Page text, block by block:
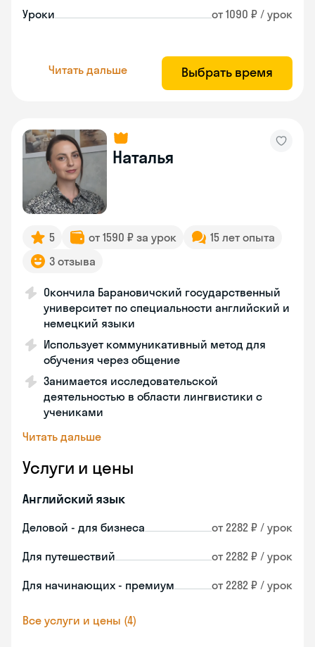
Уроки от 1090 ₽ / урок
Читать дальше Выбрать время
Наталья
5 от 1590 ₽ за урок
15 лет опыта
3 отзыва
Окончила Барановичский государственный
университет по специальности английский и
немецкий языки
Использует коммуникативный метод для
обучения через общение
Занимается исследовательской
деятельностью в области лингвистики с
учениками
Читать дальше
Услуги и цены
Английский язык
Деловой - для бизнеса от 2282 ₽ / урок
Для путешествий от 2282 ₽ / урок
Для начинающих - премиум от 2282 ₽ / урок
Все услуги и цены (4)